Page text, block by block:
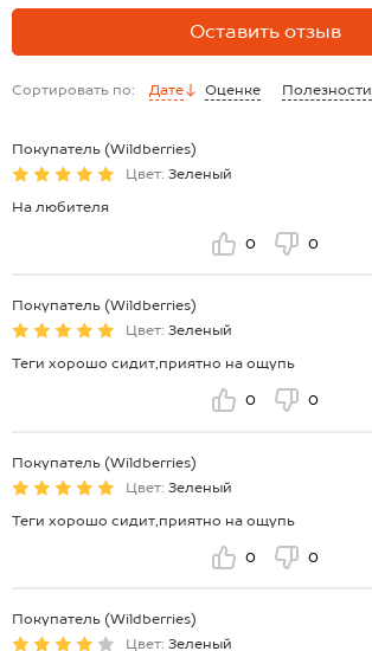
Оставить отзыв
Сортировать по: Дате Оценке Полезности
Покупатель (Wildberries)
Цвет: Зеленый
На любителя
0 0
Покупатель (Wildberries)
Цвет: Зеленый
Теги хорошо сидит,приятно на ощупь
0 0
Покупатель (Wildberries)
Цвет: Зеленый
Теги хорошо сидит,приятно на ощупь
0 0
Покупатель (Wildberries)
Цвет: Зеленый